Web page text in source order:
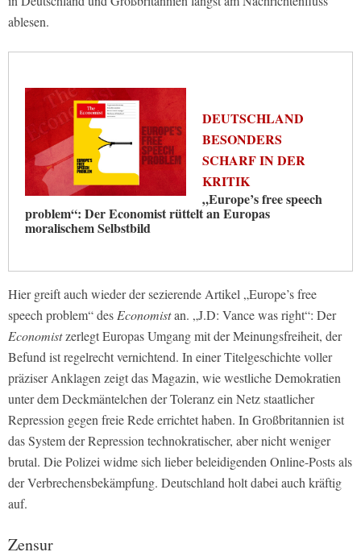
ablesen.
DEUTSCHLAND
BESONDERS
SCHARF IN DER
KRITIK
„Europe’s free speech
problem“: Der Economist rüttelt an Europas
moralischem Selbstbild
Hier greift auch wieder der sezierende Artikel „Europe’s free
speech problem“ desEconomistan. „J.D: Vance was right“: Der
Economistzerlegt Europas Umgang mit der Meinungsfreiheit, der
Befund ist regelrecht vernichtend. In einer Titelgeschichte voller
präziser Anklagen zeigt das Magazin, wie westliche Demokratien
unter dem Deckmäntelchen der Toleranz ein Netz staatlicher
Repression gegen freie Rede errichtet haben. In Großbritannien ist
das System der Repression technokratischer, aber nicht weniger
brutal. Die Polizei widme sich lieber beleidigenden Online-Posts als
der Verbrechensbekämpfung. Deutschland holt dabei auch kräftig
auf.
Zensur